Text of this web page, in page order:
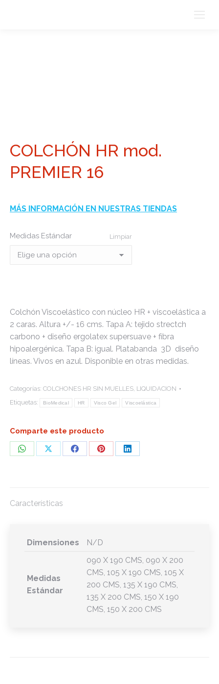
COLCHÓN HR mod.
PREMIER 16
MÁS INFORMACIÓN EN NUESTRAS TIENDAS
Medidas Estándar Limpiar
Colchón Viscoelástico con núcleo HR + viscoelástica a
2 caras. Altura +/- 16 cms. Tapa A: tejido strectch
carbono + diseño ergolatex supersuave + fibra
hipoalergénica. Tapa B: igual. Platabanda 3D diseño
líneas. Vivos en azul. Disponible en otras medidas.
Categorías: COLCHONES HR SIN MUELLES, LIQUIDACION
Etiquetas:
BioMedical HR Visco Gel Viscoelástica
Comparte este producto
Share
Share
Share
Share
Share
Características
Dimensiones N/D
Medidas
Estándar
090 X 190 CMS, 090 X 200
CMS, 105 X 190 CMS, 105 X
200 CMS, 135 X 190 CMS,
135 X 200 CMS, 150 X 190
CMS, 150 X 200 CMS